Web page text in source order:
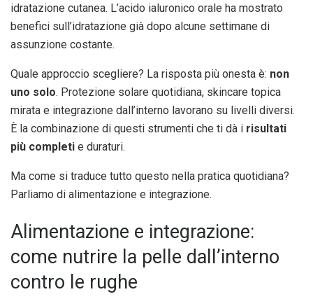
idratazione cutanea. L’acido ialuronico orale ha mostrato
benefici sull’idratazione già dopo alcune settimane di
assunzione costante.
Quale approccio scegliere? La risposta più onesta è: non
uno solo. Protezione solare quotidiana, skincare topica
mirata e integrazione dall’interno lavorano su livelli diversi.
È la combinazione di questi strumenti che ti dà i risultati
più completi e duraturi.
Ma come si traduce tutto questo nella pratica quotidiana?
Parliamo di alimentazione e integrazione.
Alimentazione e integrazione:
come nutrire la pelle dall’interno
contro le rughe